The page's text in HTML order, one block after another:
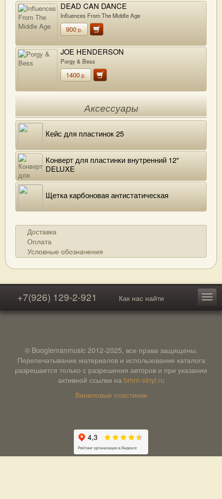
DEAD CAN DANCE
Influences From The Middle Age
900р.
JOE HENDERSON
Porgy & Bess
1400р.
Аксессуары
Кейс для пластинок 25
Конверт для пластинки внутренний 12"
DELUXE
Щетка карбоновая антистатическая
Доставка
Оплата
Условные обозначения
+7(926) 129-2-921 Как нас найти
© Boogiemanmusic 2012-2025, все права защищены.
Перепечатывание материалов и использование каталога
разрешается только с разрешения авторов и при указании
активной ссылки на bmm-vinyl.ru
Виниловые пластинки